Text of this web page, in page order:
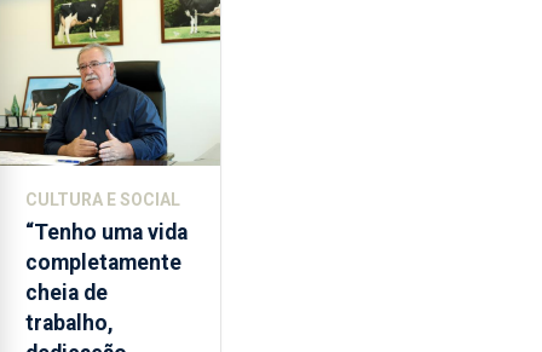
instituição
CULTURA E SOCIAL
“Tenho uma vida
completamente
cheia de
trabalho,